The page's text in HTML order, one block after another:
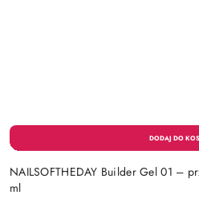
NAILSOFTHEDAY Builder Gel 01 –
ml